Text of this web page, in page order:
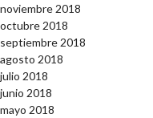
noviembre 2018
octubre 2018
septiembre 2018
agosto 2018
julio 2018
junio 2018
mayo 2018